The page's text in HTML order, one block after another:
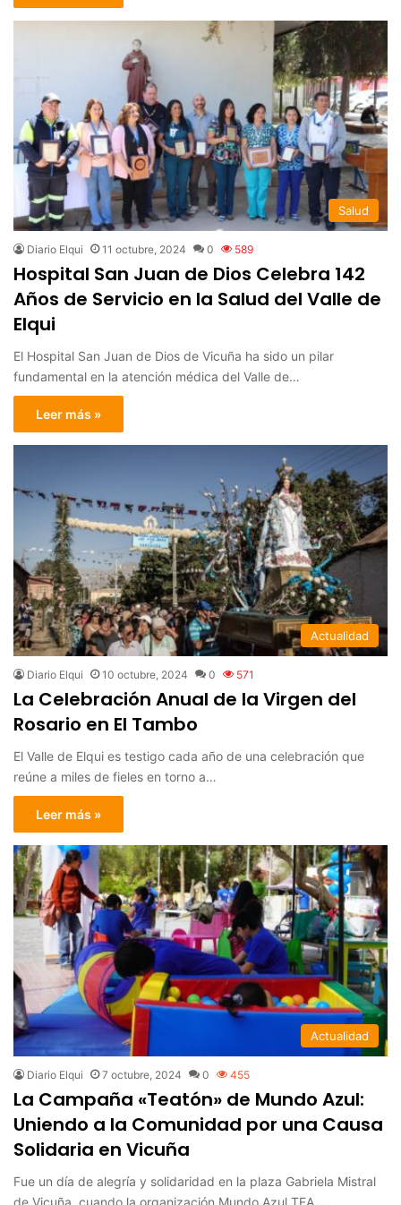
Salud
Diario Elqui 11 octubre, 2024 0 589
Hospital San Juan de Dios Celebra 142
Años de Servicio en la Salud del Valle de
Elqui
El Hospital San Juan de Dios de Vicuña ha sido un pilar
fundamental en la atención médica del Valle de…
Leer más »
Actualidad
Diario Elqui 10 octubre, 2024 0 571
La Celebración Anual de la Virgen del
Rosario en El Tambo
El Valle de Elqui es testigo cada año de una celebración que
reúne a miles de fieles en torno a…
Leer más »
Actualidad
Diario Elqui 7 octubre, 2024 0 455
La Campaña «Teatón» de Mundo Azul:
Uniendo a la Comunidad por una Causa
Solidaria en Vicuña
Fue un día de alegría y solidaridad en la plaza Gabriela Mistral
de Vicuña, cuando la organización Mundo Azul TEA…